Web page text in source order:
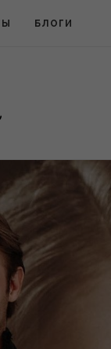
БЛОГИ